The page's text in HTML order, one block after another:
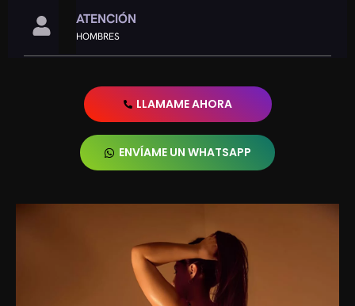
ATENCIÓN
HOMBRES
LLAMAME AHORA
ENVÍAME UN WHATSAPP